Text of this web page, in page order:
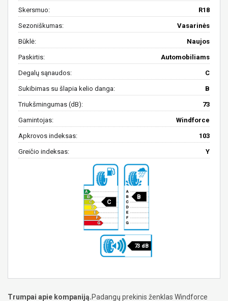
Skersmuo: R18
Sezoniškumas: Vasarinės
Būklė: Naujos
Paskirtis: Automobiliams
Degalų sąnaudos: C
Sukibimas su šlapia kelio danga: B
Triukšmingumas (dB): 73
Gamintojas: Windforce
Apkrovos indeksas: 103
Greičio indeksas: Y
C
B
73 dB
Trumpai apie kompaniją.Padangų prekinis ženklas Windforce